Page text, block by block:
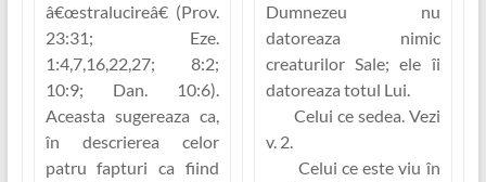
â€œstralucireâ€ (Prov.
23:31; Eze.
1:4,7,16,22,27; 8:2;
10:9; Dan. 10:6).
Aceasta sugereaza ca,
în descrierea celor
patru fapturi ca fiind
Dumnezeu nu
datoreaza nimic
creaturilor Sale; ele îi
datoreaza totul Lui.
Celui ce sedea.Vezi
v. 2.
Celui ce este viu în